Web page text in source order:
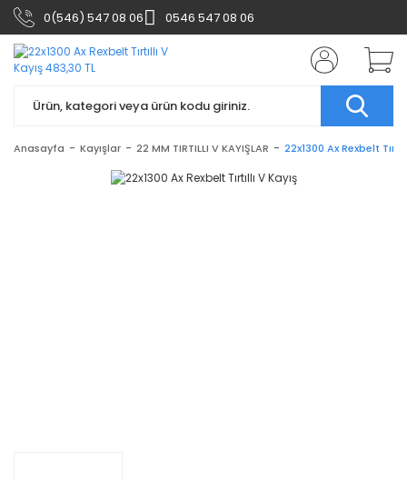
0(546) 547 08 06 0546 547 08 06
Anasayfa Kayışlar 22 MM TIRTILLI V KAYIŞLAR 22x1300 Ax Rexbelt